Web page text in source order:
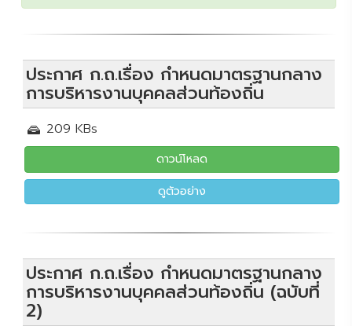
ประกาศ ก.ถ.เรื่อง กำหนดมาตรฐานกลาง
การบริหารงานบุคคลส่วนท้องถิ่น
209 KBs
ดาวน์โหลด
ดูตัวอย่าง
ประกาศ ก.ถ.เรื่อง กำหนดมาตรฐานกลาง
การบริหารงานบุคคลส่วนท้องถิ่น (ฉบับที่
2)